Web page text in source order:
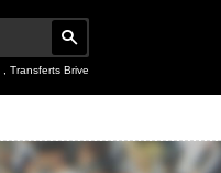
Transferts Brive